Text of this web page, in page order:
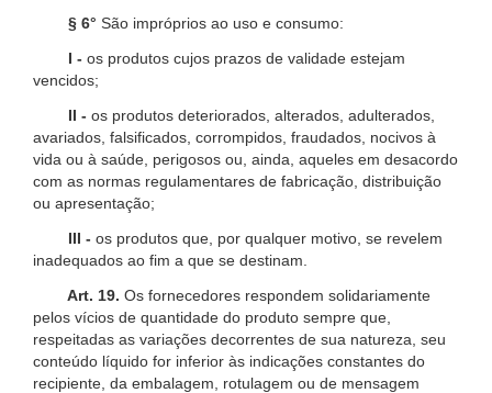
§ 6° São impróprios ao uso e consumo:
I - os produtos cujos prazos de validade estejam
vencidos;
II - os produtos deteriorados, alterados, adulterados,
avariados, falsificados, corrompidos, fraudados, nocivos à
vida ou à saúde, perigosos ou, ainda, aqueles em desacordo
com as normas regulamentares de fabricação, distribuição
ou apresentação;
III - os produtos que, por qualquer motivo, se revelem
inadequados ao fim a que se destinam.
Art. 19. Os fornecedores respondem solidariamente
pelos vícios de quantidade do produto sempre que,
respeitadas as variações decorrentes de sua natureza, seu
conteúdo líquido for inferior às indicações constantes do
recipiente, da embalagem, rotulagem ou de mensagem